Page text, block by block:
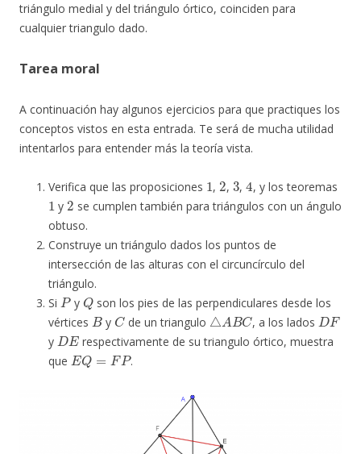
triángulo medial y del triángulo órtico, coinciden para
cualquier triangulo dado.
Tarea moral
A continuación hay algunos ejercicios para que practiques los
conceptos vistos en esta entrada. Te será de mucha utilidad
intentarlos para entender más la teoría vista.
Verifica que las proposiciones ,
2
,
3
, , y los teoremas
1
y
2
se cumplen también para triángulos con un ángulo
obtuso.
Construye un triángulo dados los puntos de
intersección de las alturas con el circuncírculo del
triángulo.
Si
P
y
Q
son los pies de las perpendiculares desde los
vértices
B
y
C
de un triangulo
△ABC
, a los lados
DF
y
DE
respectivamente de su triangulo órtico, muestra
que
EQ=FP
.